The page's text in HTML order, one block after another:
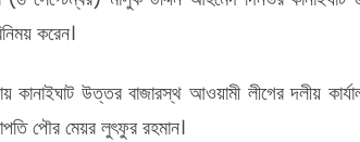
করেন।
কানাইঘাট উত্তর বাজারস্থ আওয়ামী লীগের দলীয়
পৌর মেয়র লুৎফুর রহমান।